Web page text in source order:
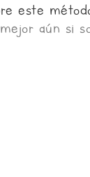
este
aún si